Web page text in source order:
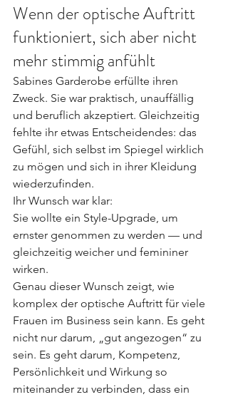
Wenn der optische Auftritt
funktioniert, sich aber nicht
mehr stimmig anfühlt
Sabines Garderobe erfüllte ihren
Zweck. Sie war praktisch, unauffällig
und beruflich akzeptiert. Gleichzeitig
fehlte ihr etwas Entscheidendes: das
Gefühl, sich selbst im Spiegel wirklich
zu mögen und sich in ihrer Kleidung
wiederzufinden.
Ihr Wunsch war klar:
Sie wollte ein Style-Upgrade, um
ernster genommen zu werden — und
gleichzeitig weicher und femininer
wirken.
Genau dieser Wunsch zeigt, wie
komplex der optische Auftritt für viele
Frauen im Business sein kann. Es geht
nicht nur darum, „gut angezogen“ zu
sein. Es geht darum, Kompetenz,
Persönlichkeit und Wirkung so
miteinander zu verbinden, dass ein